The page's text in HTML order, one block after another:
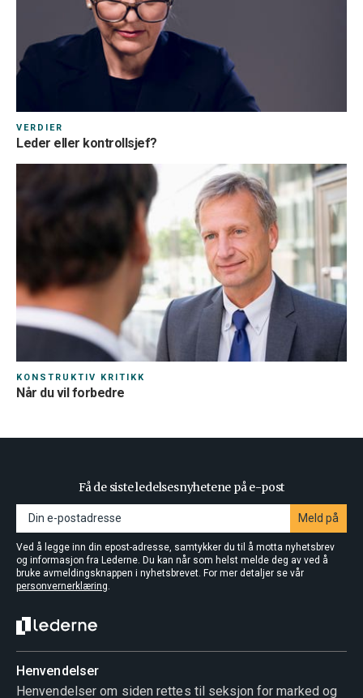
VERDIER
Leder eller kontrollsjef?
KONSTRUKTIV KRITIKK
Når du vil forbedre
Få de siste ledelsesnyhetene på e-post
Meld på
Ved å legge inn din epost-adresse, samtykker du til å motta nyhetsbrev
og informasjon fra Lederne. Du kan når som helst melde deg av ved å
bruke avmeldingsknappen i nyhetsbrevet. For mer detaljer se vår
personvernerklæring.
Henvendelser
Henvendelser om siden rettes til seksjon for marked og